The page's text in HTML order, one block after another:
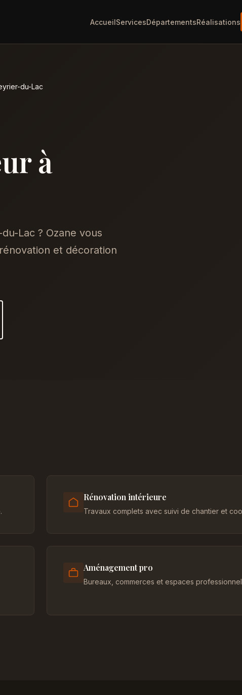
AccueilServicesDépartementsRéalisations
du-Lac
à
Lac ? Ozane vous
et décoration
Rénovation intérieure
Travaux complets avec suivi de chantier et
Aménagement pro
Bureaux, commerces et espaces